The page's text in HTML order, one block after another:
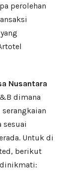
perolehan
yang
Nusantara
dimana
sesuai
Untuk di
berikut
dinikmati: